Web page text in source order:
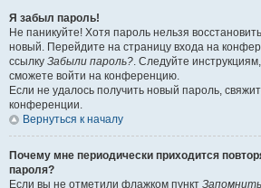
Я забыл пароль!
Не паникуйте! Хотя пароль нельзя
новый. Перейдите на страницу входа на
ссылку Забыли пароль?. Следуйте
сможете войти на конференцию.
Если не удалось получить новый пароль,
конференции.
Вернуться к началу
Почему мне периодически приходится
пароля?
Если вы не отметили флажком пункт